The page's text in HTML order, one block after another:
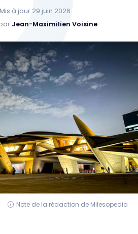
Mis à jour 29 juin 2026
Jean-Maximilien Voisine
Note de la rédaction de Milesopedia